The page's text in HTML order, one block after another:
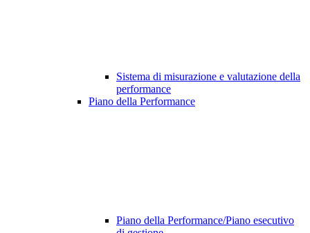
Sistema di misurazione e valutazione della
performance
Piano della Performance
Piano della Performance/Piano esecutivo